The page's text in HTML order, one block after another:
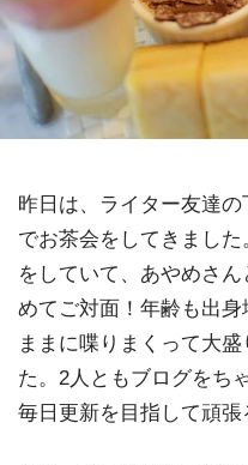
昨日は、ライター友達
でお茶会をしてきまし
をしていて、あやめさ
めてご対面！年齢も出身
ままに喋りまくって大
た。2人ともブログをち
毎日更新を目指して頑張